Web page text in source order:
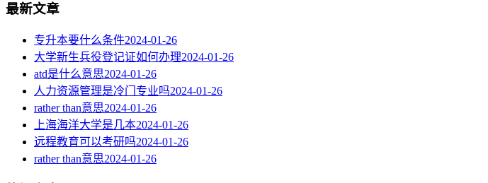
最新文章
专升本要什么条件2024-01-26
大学新生兵役登记证如何办理2024-01-26
atd是什么意思2024-01-26
人力资源管理是冷门专业吗2024-01-26
rather than意思2024-01-26
上海海洋大学是几本2024-01-26
远程教育可以考研吗2024-01-26
rather than意思2024-01-26